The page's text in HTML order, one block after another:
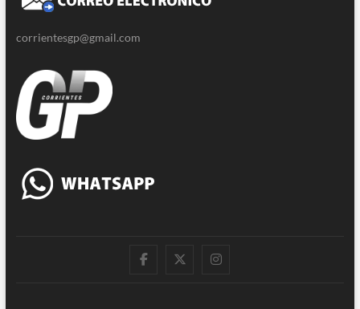
corrientesgp@gmail.com
| TwitterInstagram